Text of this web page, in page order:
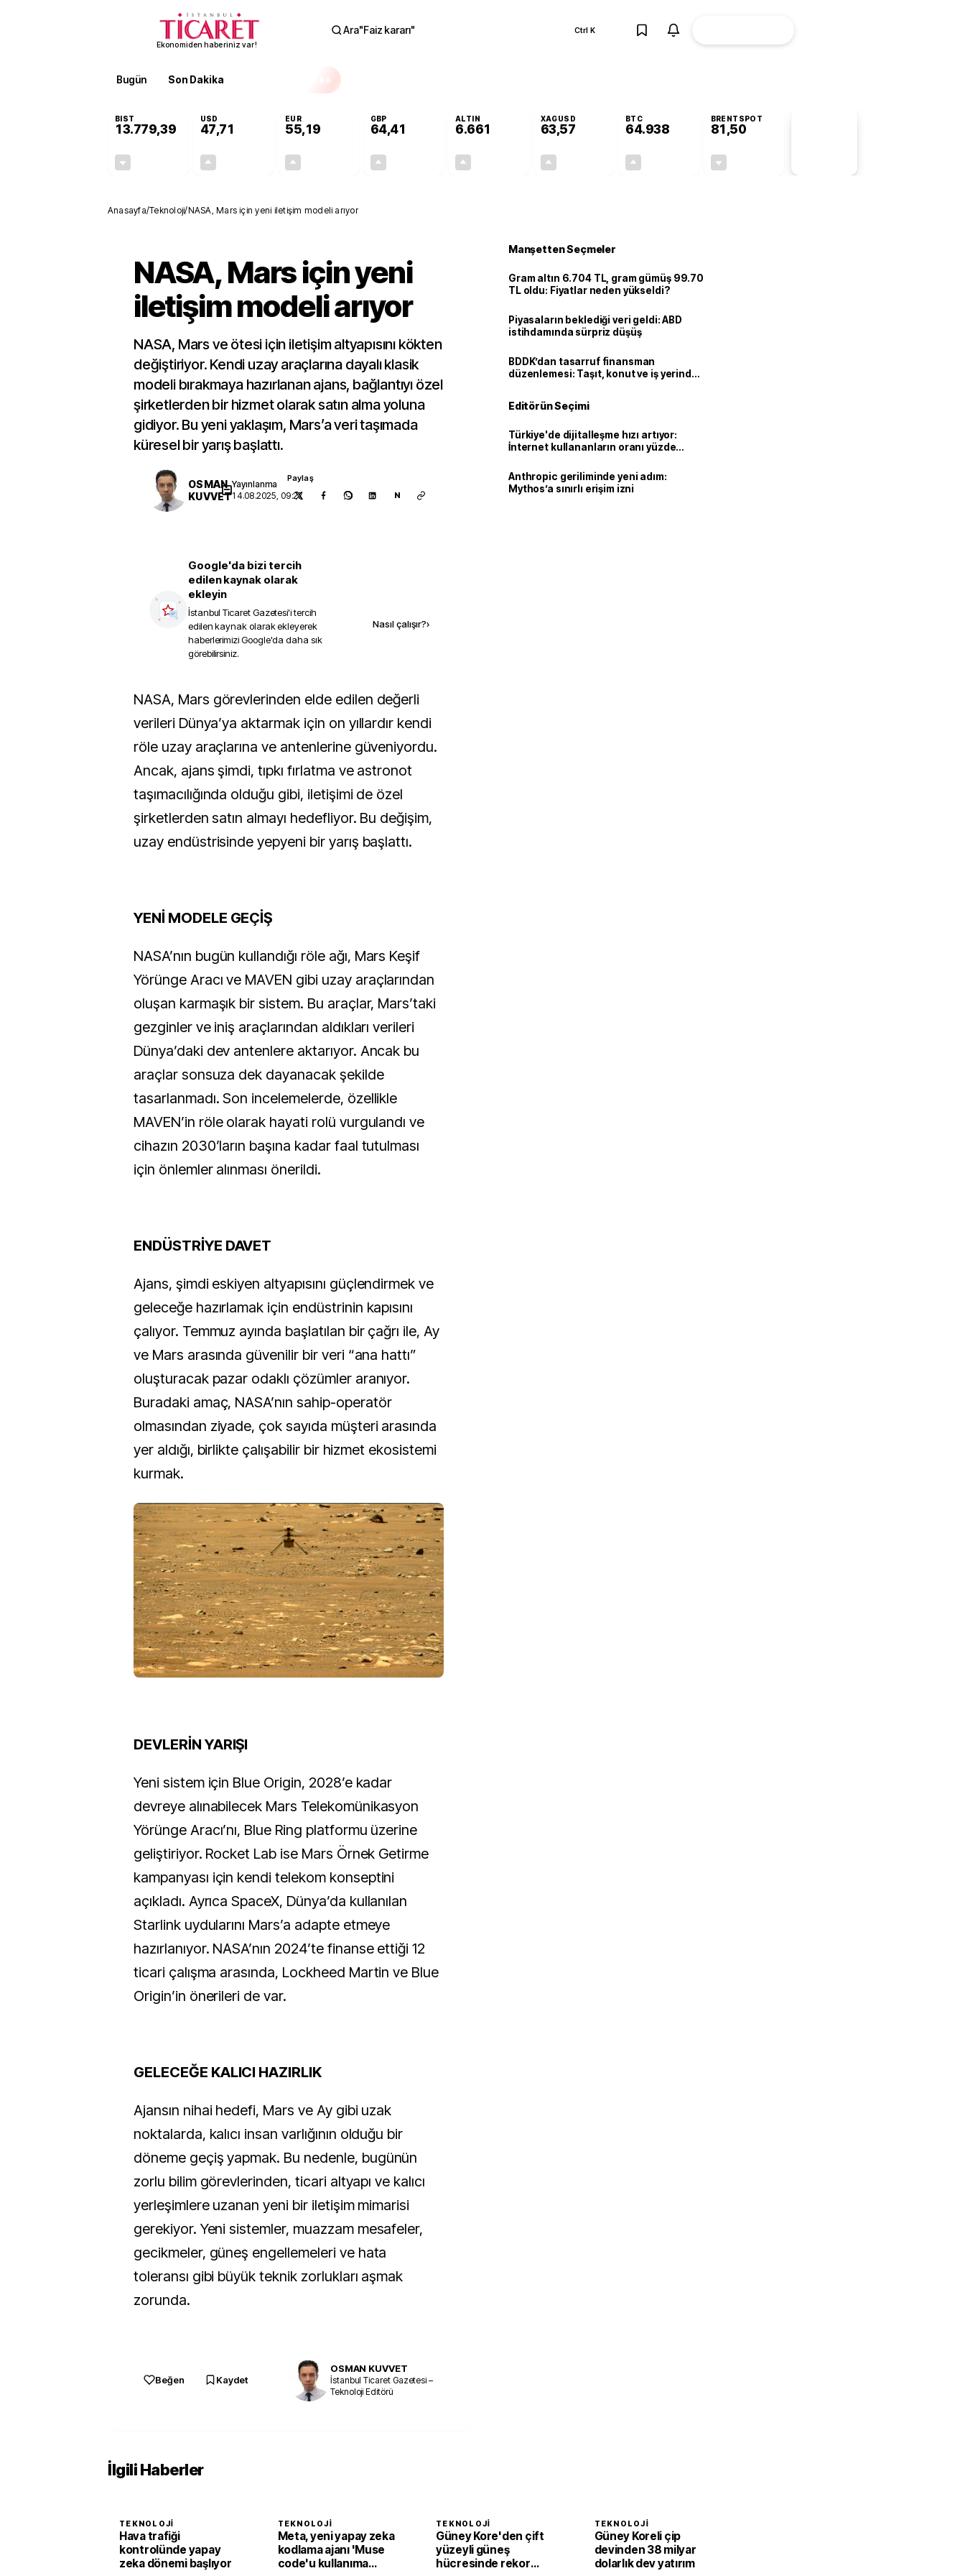
Ekonomiden haberiniz var!
Ara"Faiz kararı" Ctrl K
Bugün Son Dakika
BIST
13.779,39
USD
47,71
EUR
55,19
GBP
64,41
ALTIN
6.661
XAGUSD
63,57
BTC
64.938
BRENTSPOT
81,50
Anasayfa/Teknoloji/NASA, Mars için yeni iletişim modeli arıyor
NASA, Mars için yeni
iletişim modeli arıyor
NASA, Mars ve ötesi için iletişim altyapısını kökten
değiştiriyor. Kendi uzay araçlarına dayalı klasik
modeli bırakmaya hazırlanan ajans, bağlantıyı özel
şirketlerden bir hizmet olarak satın alma yoluna
gidiyor. Bu yeni yaklaşım, Mars’a veri taşımada
küresel bir yarış başlattı.
OSMAN
KUVVET
Yayınlanma
14.08.2025, 09:27
Paylaş
N
Google'da bizi tercih
edilen kaynak olarak
ekleyin
İstanbul Ticaret Gazetesi'i tercih
edilen kaynak olarak ekleyerek
haberlerimizi Google'da daha sık
görebilirsiniz.
Nasıl çalışır?›
NASA, Mars görevlerinden elde edilen değerli
verileri Dünya’ya aktarmak için on yıllardır kendi
röle uzay araçlarına ve antenlerine güveniyordu.
Ancak, ajans şimdi, tıpkı fırlatma ve astronot
taşımacılığında olduğu gibi, iletişimi de özel
şirketlerden satın almayı hedefliyor. Bu değişim,
uzay endüstrisinde yepyeni bir yarış başlattı.
YENİ MODELE GEÇİŞ
NASA’nın bugün kullandığı röle ağı, Mars Keşif
Yörünge Aracı ve MAVEN gibi uzay araçlarından
oluşan karmaşık bir sistem. Bu araçlar, Mars’taki
gezginler ve iniş araçlarından aldıkları verileri
Dünya’daki dev antenlere aktarıyor. Ancak bu
araçlar sonsuza dek dayanacak şekilde
tasarlanmadı. Son incelemelerde, özellikle
MAVEN’in röle olarak hayati rolü vurgulandı ve
cihazın 2030’ların başına kadar faal tutulması
için önlemler alınması önerildi.
ENDÜSTRİYE DAVET
Ajans, şimdi eskiyen altyapısını güçlendirmek ve
geleceğe hazırlamak için endüstrinin kapısını
çalıyor. Temmuz ayında başlatılan bir çağrı ile, Ay
ve Mars arasında güvenilir bir veri “ana hattı”
oluşturacak pazar odaklı çözümler aranıyor.
Buradaki amaç, NASA’nın sahip-operatör
olmasından ziyade, çok sayıda müşteri arasında
yer aldığı, birlikte çalışabilir bir hizmet ekosistemi
kurmak.
DEVLERİN YARIŞI
Yeni sistem için Blue Origin, 2028’e kadar
devreye alınabilecek Mars Telekomünikasyon
Yörünge Aracı’nı, Blue Ring platformu üzerine
geliştiriyor. Rocket Lab ise Mars Örnek Getirme
kampanyası için kendi telekom konseptini
açıkladı. Ayrıca SpaceX, Dünya’da kullanılan
Starlink uydularını Mars’a adapte etmeye
hazırlanıyor. NASA’nın 2024’te finanse ettiği 12
ticari çalışma arasında, Lockheed Martin ve Blue
Origin’in önerileri de var.
GELECEĞE KALICI HAZIRLIK
Ajansın nihai hedefi, Mars ve Ay gibi uzak
noktalarda, kalıcı insan varlığının olduğu bir
döneme geçiş yapmak. Bu nedenle, bugünün
zorlu bilim görevlerinden, ticari altyapı ve kalıcı
yerleşimlere uzanan yeni bir iletişim mimarisi
gerekiyor. Yeni sistemler, muazzam mesafeler,
gecikmeler, güneş engellemeleri ve hata
toleransı gibi büyük teknik zorlukları aşmak
zorunda.
Beğen Kaydet
OSMAN KUVVET
İstanbul Ticaret Gazetesi –
Teknoloji Editörü
Manşetten Seçmeler
Gram altın 6.704 TL, gram gümüş 99.70
TL oldu: Fiyatlar neden yükseldi?
Piyasaların beklediği veri geldi: ABD
istihdamında sürpriz düşüş
BDDK’dan tasarruf finansman
düzenlemesi: Taşıt, konut ve iş yerinde
Editörün Seçimi
Türkiye'de dijitalleşme hızı artıyor:
İnternet kullananların oranı yüzde
Anthropic geriliminde yeni adım:
Mythos’a sınırlı erişim izni
İlgili Haberler
TEKNOLOJI
Hava trafiği
kontrolünde yapay
zeka dönemi başlıyor
TEKNOLOJI
Meta, yeni yapay zeka
kodlama ajanı 'Muse
code'u kullanıma
TEKNOLOJI
Güney Kore'den çift
yüzeyli güneş
hücresinde rekor
TEKNOLOJI
Güney Koreli çip
devinden 38 milyar
dolarlık dev yatırım